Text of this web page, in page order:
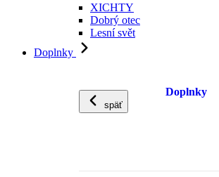
XICHTY
Dobrý otec
Lesní svět
Doplnky
späť
Doplnky